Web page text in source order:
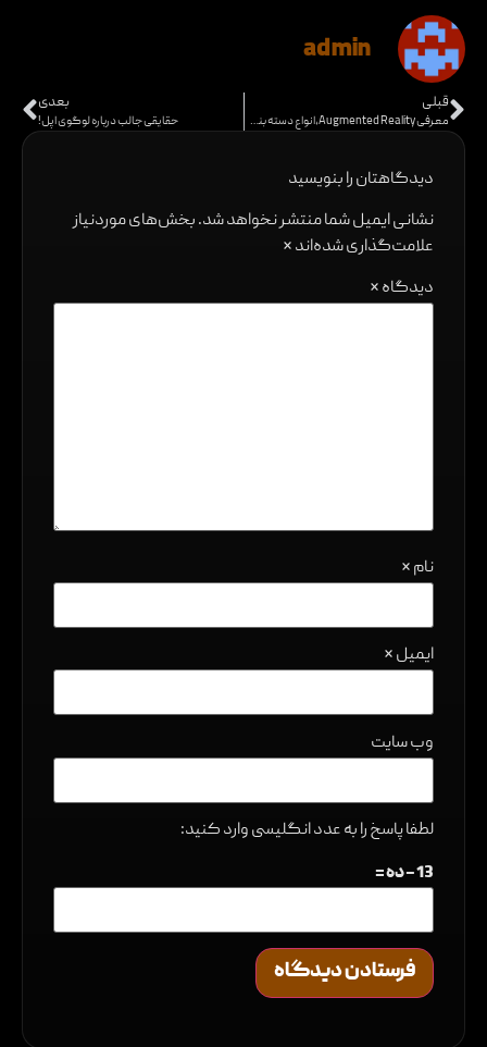
admin
قبلی
معرفی Augmented Reality،انواع دسته بندی و کاربرد های AR
بعدی
حقایقی جالب درباره لوگوی اپل!
دیدگاهتان را بنویسید
نشانی ایمیل شما منتشر نخواهد شد.بخش‌های موردنیاز
علامت‌گذاری شده‌اند*
دیدگاه*
نام*
ایمیل*
وب‌ سایت
لطفا پاسخ را به عدد انگلیسی وارد کنید:
13 − ده =